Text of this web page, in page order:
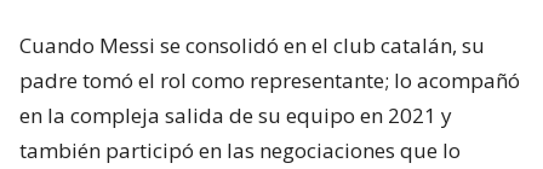
Cuando Messi se consolidó en el club catalán, su
padre tomó el rol como representante; lo acompañó
en la compleja salida de su equipo en 2021 y
también participó en las negociaciones que lo